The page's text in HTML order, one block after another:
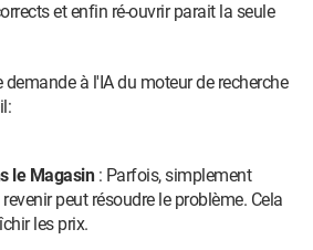
et enfin ré-ouvrir parait la seule
demande à l'IA du moteur de recherche
le Magasin: Parfois, simplement
peut résoudre le problème. Cela
les prix.